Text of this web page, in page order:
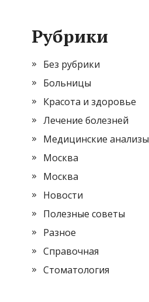
Рубрики
Без рубрики
Больницы
Красота и здоровье
Лечение болезней
Медицинские анализы
Москва
Москва
Новости
Полезные советы
Разное
Справочная
Стоматология